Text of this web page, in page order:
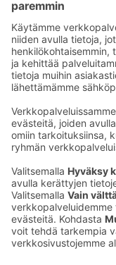
Promokuva:
Ota yhteyttä
Hotellien
Asiakaspalvelun
Palaute
Anna palautetta
Palkinnot ja